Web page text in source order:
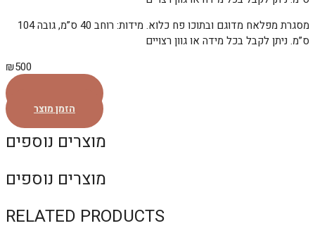
מסגרת מפלאח מדוגם ובתוכו פח כלוא. מידות: רוחב 40 ס”מ, גובה 104
ס”מ. ניתן לקבל בכל מידה או גוון רצויים
₪500
הזמן מוצר
מוצרים נוספים
מוצרים נוספים
RELATED PRODUCTS